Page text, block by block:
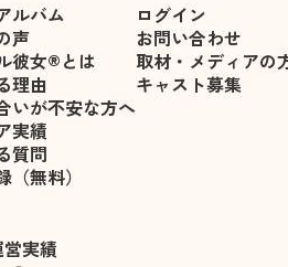
い点や改善すべき点は一切ありませ
ルバム
声
彼女®とは
理由
いが不安な方へ
実績
質問
（無料）
ログイン
お問い合わせ
取材・メディアの
キャスト募集
実績